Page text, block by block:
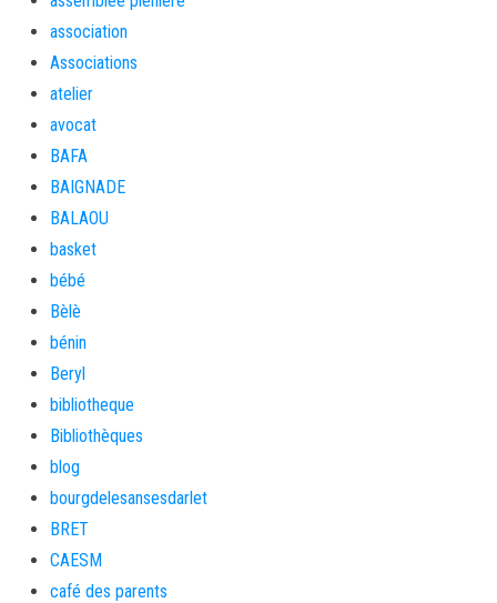
association
Associations
atelier
avocat
BAFA
BAIGNADE
BALAOU
basket
bébé
Bèlè
bénin
Beryl
bibliotheque
Bibliothèques
blog
bourgdelesansesdarlet
BRET
CAESM
café des parents